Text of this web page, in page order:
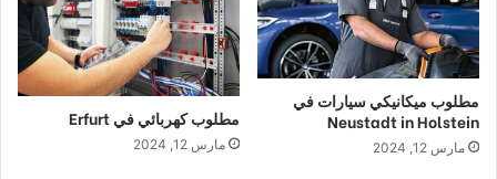
مطلوب ميكانيكي سيارات في
Neustadt in Holstein
مارس 12, 2024
مطلوب كهربائي في Erfurt
مارس 12, 2024